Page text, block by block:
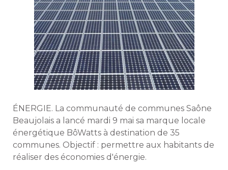
ÉNERGIE. La communauté de communes Saône
Beaujolais a lancé mardi 9 mai sa marque locale
énergétique BôWatts à destination de 35
communes. Objectif : permettre aux habitants de
réaliser des économies d'énergie.